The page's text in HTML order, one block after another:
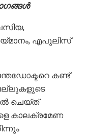
എപുലിസ്
കണ്ട്
ചെയ്ത്
കാലക്രമേണ